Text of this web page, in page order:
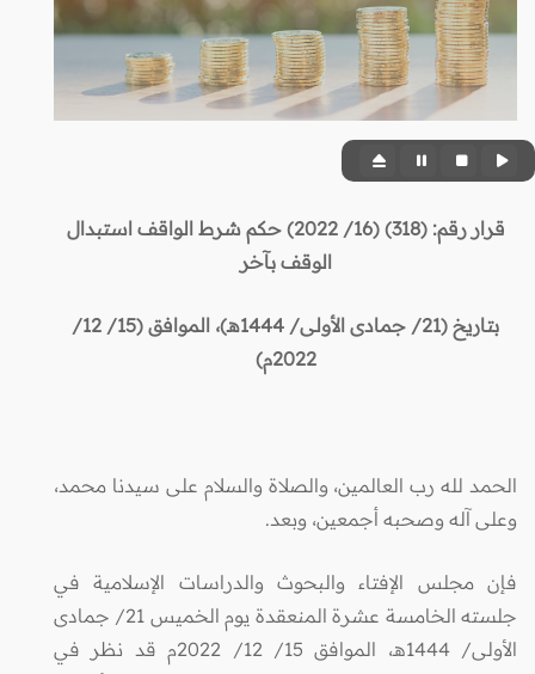
قرار رقم: (318) (16/ 2022) حكم شرط الواقف استبدال
الوقف بآخر
بتاريخ (21/ جمادى الأولى/ 1444هـ)، الموافق (15/ 12/
2022م)
الحمد لله رب العالمين، والصلاة والسلام على سيدنا محمد،
وعلى آله وصحبه أجمعين، وبعد.
فإن مجلس الإفتاء والبحوث والدراسات الإسلامية في
جلسته الخامسة عشرة المنعقدة يوم الخميس 21/ جمادى
الأولى/ 1444هـ، الموافق 15/ 12/ 2022م قد نظر في